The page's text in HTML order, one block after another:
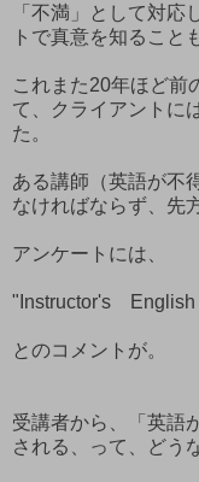
「不満」として対
トで真意を知ること
これまた20年ほど前
て、クライアントに
た。
ある講師（英語が不
なければならず、先
アンケートには、
"Instructor's English
とのコメントが。
受講者から、「英語
される、って、どう